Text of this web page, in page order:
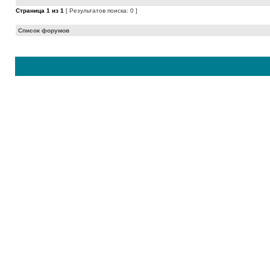
Страница 1 из 1 [ Результатов поиска: 0 ]
Список форумов